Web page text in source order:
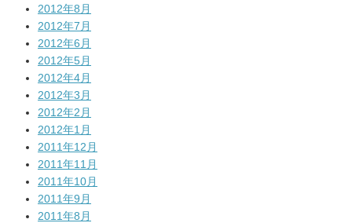
2012年8月
2012年7月
2012年6月
2012年5月
2012年4月
2012年3月
2012年2月
2012年1月
2011年12月
2011年11月
2011年10月
2011年9月
2011年8月